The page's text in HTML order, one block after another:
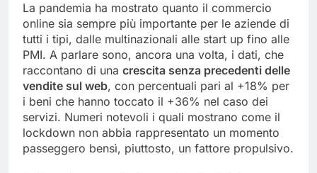
La pandemia ha mostrato quanto il commercio
online sia sempre più importante per le aziende di
tutti i tipi, dalle multinazionali alle start up fino alle
PMI. A parlare sono, ancora una volta, i dati, che
raccontano di una crescita senza precedenti delle
vendite sul web, con percentuali pari al +18% per
i beni che hanno toccato il +36% nel caso dei
servizi. Numeri notevoli i quali mostrano come il
lockdown non abbia rappresentato un momento
passeggero bensì, piuttosto, un fattore propulsivo.